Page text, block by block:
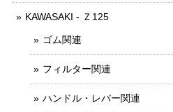
KAWASAKI - Ｚ125
ゴム関連
フィルター関連
ハンドル・レバー関連